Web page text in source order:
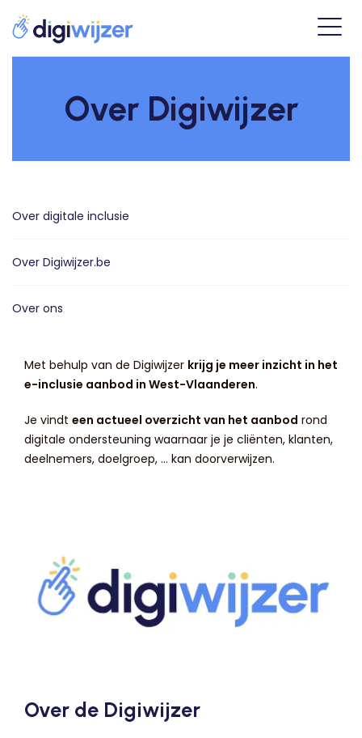
Over Digiwijzer
Over digitale inclusie
Over Digiwijzer.be
Over ons
Met behulp van de Digiwijzer krijg je meer inzicht in het
e-inclusie aanbod in West-Vlaanderen.
Je vindt een actueel overzicht van het aanbod rond
digitale ondersteuning waarnaar je je cliënten, klanten,
deelnemers, doelgroep, ... kan doorverwijzen.
Over de Digiwijzer